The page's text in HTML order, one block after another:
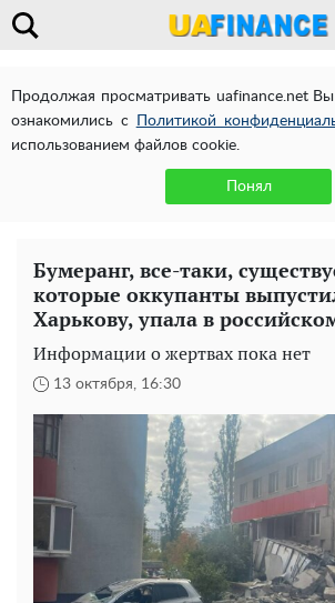
Продолжая просматривать uafinance.net
ознакомились с
Политикой
использованием файлов cookie.
Понял
Бумеранг, все-таки,
которые оккупанты
Харькову, упала в
Информации о жертвах пока нет
13 октября, 16:30